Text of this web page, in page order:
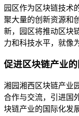
园区作为区块链技术
聚大量的创新资源和
新，园区将推动区块
力和科技水平，就像
促进区块链产业
湘园湘西区块链产业
合作与交流，引进国
块链产业的国际化发